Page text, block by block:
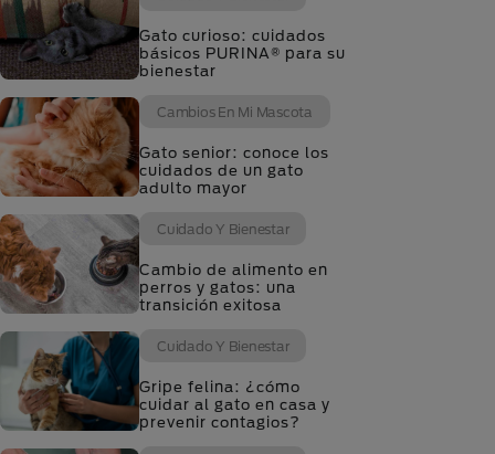
Gato curioso: cuidados
básicos PURINA® para su
bienestar
Cambios En Mi Mascota
Gato senior: conoce los
cuidados de un gato
adulto mayor
Cuidado Y Bienestar
Cambio de alimento en
perros y gatos: una
transición exitosa
Cuidado Y Bienestar
Gripe felina: ¿cómo
cuidar al gato en casa y
prevenir contagios?